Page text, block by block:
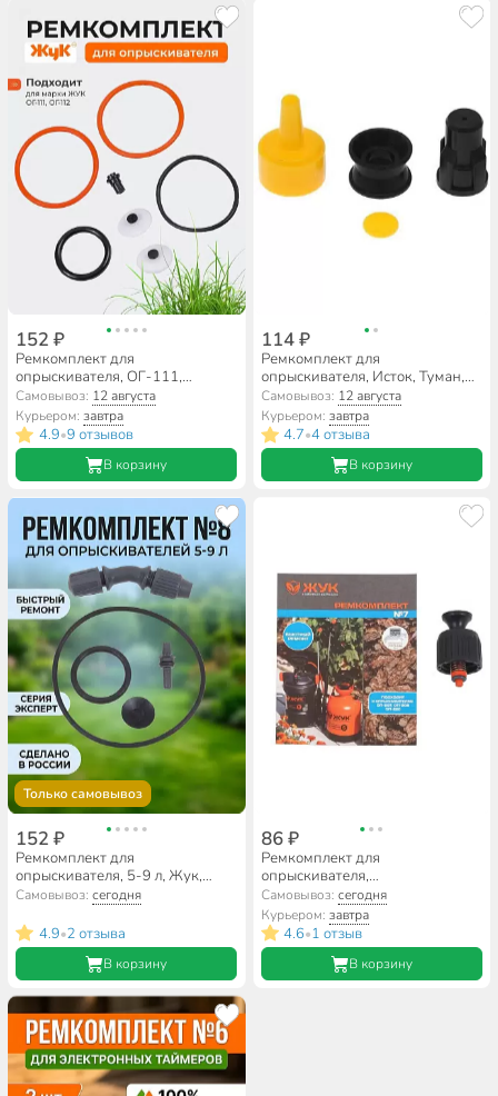
152 ₽
Ремкомплект для
опрыскивателя, ОГ-111,
ОГ-112, Жук, №2, 479-00
Самовывоз: 12 августа
Курьером:завтра
4.9•9 отзывов
В корзину
114 ₽
Ремкомплект для
опрыскивателя, Исток, Туман,
РК-307М-2
Самовывоз: 12 августа
Курьером: завтра
4.7•4 отзыва
В корзину
Только самовывоз
152 ₽
Ремкомплект для
опрыскивателя, 5-9 л, Жук,
Эксперт №8, 8302-00
Самовывоз:сегодня
4.9•2 отзыва
В корзину
86 ₽
Ремкомплект для
опрыскивателя,
ОП-207,ОП-209, Жук, №7,
8357-00
Самовывоз: сегодня
Курьером: завтра
4.6•1 отзыв
В корзину